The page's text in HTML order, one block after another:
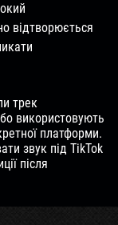
відтворюється
трек
використовують
платформи.
звук під TikTok
після